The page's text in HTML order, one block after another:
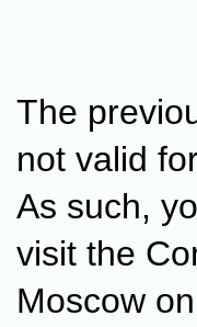
The
not valid
As such,
visit the
Moscow